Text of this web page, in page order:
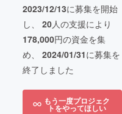
2023/12/13に募集を開始
し、 20人の支援により
178,000円の資金を集
め、 2024/01/31に募集を
終了しました
もう一度プロジェク
トをやってほしい